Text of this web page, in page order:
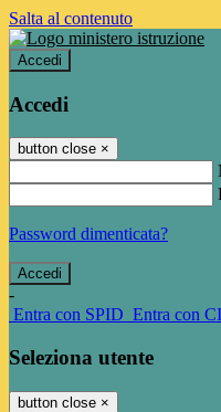
Salta al contenuto
Accedi
Accedi
button close ×
Password dimenticata?
-
Entra con SPID Entra con
Seleziona utente
button close ×